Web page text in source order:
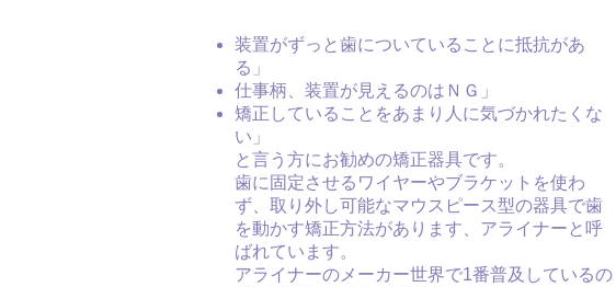
装置がずっと歯についていることに抵抗があ
る」
仕事柄、装置が見えるのはＮＧ」
矯正していることをあまり人に気づかれたくな
い」
と言う方にお勧めの矯正器具です。
歯に固定させるワイヤーやブラケットを使わ
ず、取り外し可能なマウスピース型の器具で歯
を動かす矯正方法があります、アライナーと呼
ばれています。
アライナーのメーカー世界で1番普及しているの